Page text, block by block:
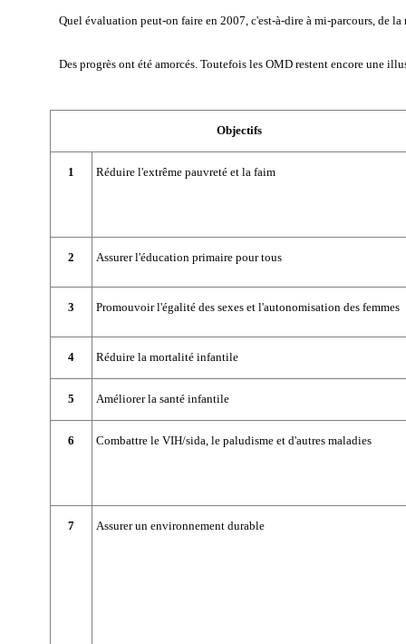
Quel évaluation peut-on faire en 2007, c'est-à-dire à mi-parcours, de la
Des progrès ont été amorcés. Toutefois les OMD restent encore une
Objectifs
1 Réduire l'extrême pauvreté et la faim
2 Assurer l'éducation primaire pour tous
3 Promouvoir l'égalité des sexes et l'autonomisation des femmes
4 Réduire la mortalité infantile
5 Améliorer la santé infantile
6 Combattre le VIH/sida, le paludisme et d'autres maladies
7 Assurer un environnement durable